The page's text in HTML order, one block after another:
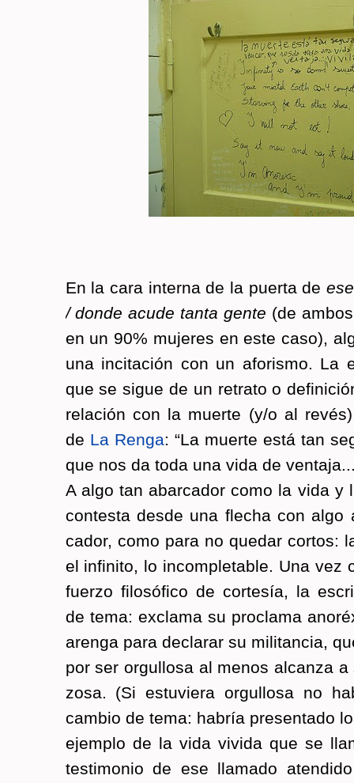
En la cara in­ter­na de la puer­ta de
/ donde acude tanta gente (de
en un 90% mu­je­res en este caso),
una in­ci­ta­ción con un afo­ris­mo. La
que se sigue de un re­tra­to o
re­la­ción con la muer­te (y/o al
de La Renga: “La muer­te está tan
que nos da toda una vida de ven­ta­ja...
A algo tan abar­ca­dor como la vida y
con­tes­ta desde una fle­cha con
ca­dor, como para no que­dar cor­tos:
el in­fi­ni­to, lo in­com­ple­ta­ble. Una vez
fuer­zo fi­lo­só­fi­co de cor­te­sía, la
de tema: ex­cla­ma su pro­cla­ma
aren­ga para de­cla­rar su mi­li­tan­cia,
por ser or­gu­llo­sa al menos al­can­za
zo­sa. (Si es­tu­vie­ra or­gu­llo­sa no
cam­bio de tema: ha­bría pre­sen­ta­do
ejem­plo de la vida vi­vi­da que se
tes­ti­mo­nio de ese lla­ma­do